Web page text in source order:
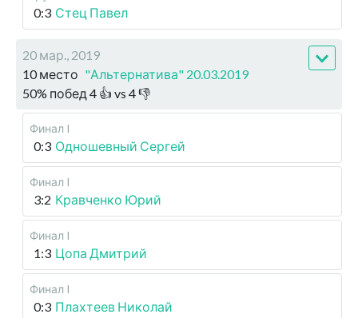
0:3 Стец Павел
20 мар., 2019
10 место "Альтернатива" 20.03.2019
50% побед 4 👍 vs 4👎
Финал I
0:3 Одношевный Сергей
Финал I
3:2 Кравченко Юрий
Финал I
1:3 Цопа Дмитрий
Финал I
0:3 Плахтеев Николай